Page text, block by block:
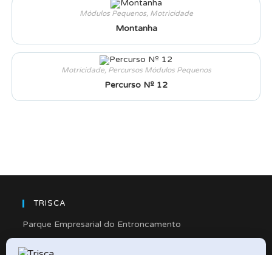
Módulos Pequenos, Motricidade
Montanha
Motricidade, Percursos Módulos Pequenos
Percurso Nº 12
TRISCA
Parque Empresarial do Entroncamento
Rua Cidade de Friedberg, Lote 4